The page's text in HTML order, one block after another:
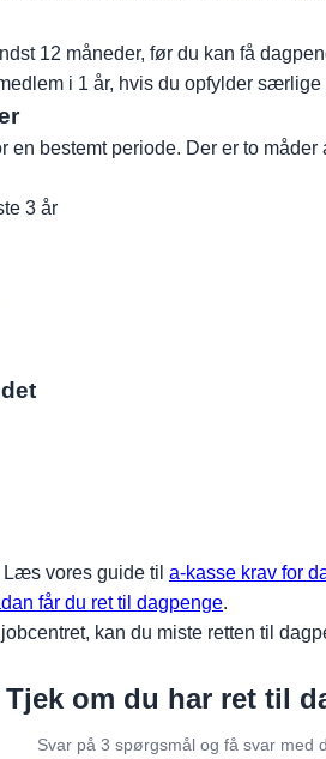
12 måneder, før du kan få
i 1 år, hvis du opfylder
bestemt periode. Der er to måder
3 år
vores guide til a-kasse krav for
får du ret til dagpenge.
kan du miste retten til
Tjek om du har ret til
Svar på 3 spørgsmål og få svar med